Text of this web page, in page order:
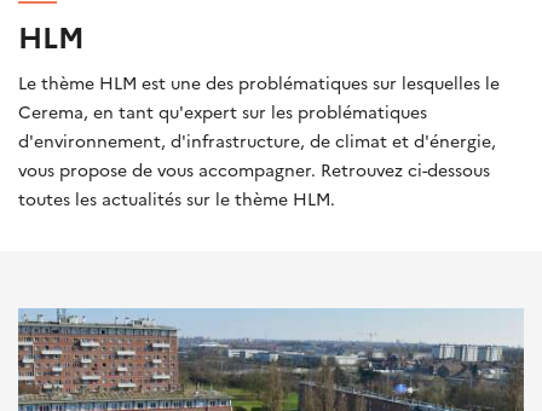
HLM
Le thème HLM est une des problématiques sur lesquelles le
Cerema, en tant qu'expert sur les problématiques
d'environnement, d'infrastructure, de climat et d'énergie,
vous propose de vous accompagner. Retrouvez ci-dessous
toutes les actualités sur le thème HLM.